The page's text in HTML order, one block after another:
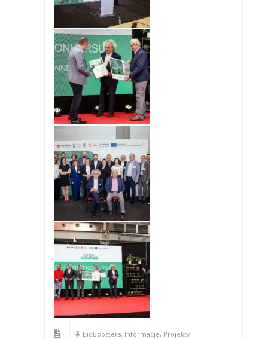
BioBoosters, Informacje, Projekty